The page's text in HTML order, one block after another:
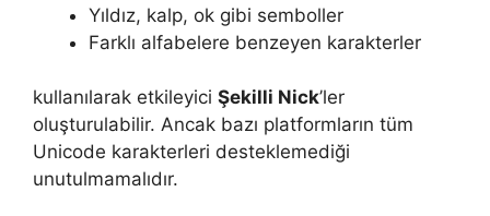
Yıldız, kalp, ok gibi semboller
Farklı alfabelere benzeyen karakterler
kullanılarak etkileyici Şekilli Nick’ler
oluşturulabilir. Ancak bazı platformların tüm
Unicode karakterleri desteklemediği
unutulmamalıdır.